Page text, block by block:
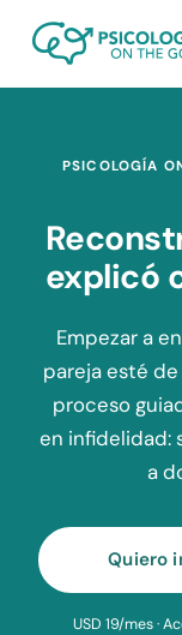
PSICOLOGÍA
explicó
Empezar a
pareja esté de
proceso
en infidelidad:
a
Quiero
USD 19/mes ·